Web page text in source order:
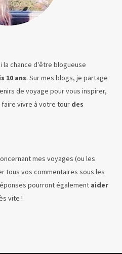
la chance d'être blogueuse
10 ans. Sur mes blogs, je partage
de voyage pour vous inspirer,
faire vivre à votre tour des
mes voyages (ou les
tous vos commentaires sous les
pourront également aider
vite !